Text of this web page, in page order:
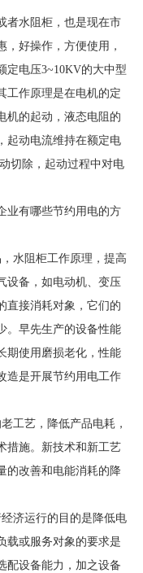
者水阻柜，也是现在市
好操作，方便使用，
定电压3~10KV的大中型
工作原理是在电机的定
机的起动，液态电阻的
起动电流维持在额定电
切除，起动过程中对电
业有哪些节约用电的方
水阻柜工作原理，提高
设备，如电动机、变压
直接消耗对象，它们的
。早先生产的设备性能
期使用磨损老化，性能
造是开展节约用电工作
工艺，降低产品电耗，
措施。新技术和新工艺
的改善和电能消耗的降
济运行的目的是降低电
载或服务对象的要求是
配设备能力，加之设备